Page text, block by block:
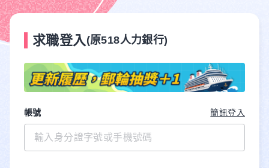
求職登入 (原518人力銀行)
帳號 簡訊登入